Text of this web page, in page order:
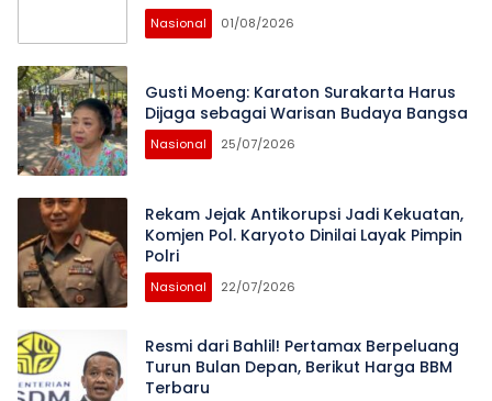
Nasional 01/08/2026
Gusti Moeng: Karaton Surakarta Harus
Dijaga sebagai Warisan Budaya Bangsa
Nasional 25/07/2026
Rekam Jejak Antikorupsi Jadi Kekuatan,
Komjen Pol. Karyoto Dinilai Layak Pimpin
Polri
Nasional 22/07/2026
Resmi dari Bahlil! Pertamax Berpeluang
Turun Bulan Depan, Berikut Harga BBM
Terbaru